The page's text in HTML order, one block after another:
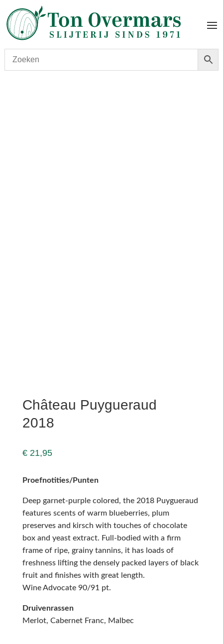
Château Puygueraud
2018
€21,95
Proefnotities/Punten
Deep garnet-purple colored, the 2018 Puygueraud
features scents of warm blueberries, plum
preserves and kirsch with touches of chocolate
box and yeast extract. Full-bodied with a firm
frame of ripe, grainy tannins, it has loads of
freshness lifting the densely packed layers of black
fruit and finishes with great length.
Wine Advocate 90/91 pt.
Druivenrassen
Merlot, Cabernet Franc, Malbec